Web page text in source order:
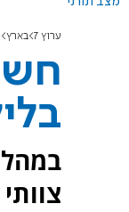
ערוץ 7 בארץ
צוותי כבאות